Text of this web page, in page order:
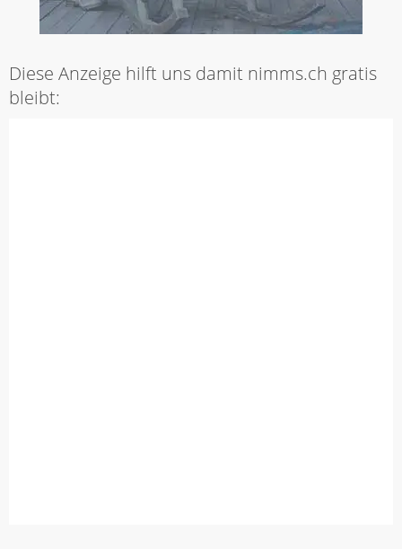
Diese Anzeige hilft uns damit nimms.ch gratis
bleibt: